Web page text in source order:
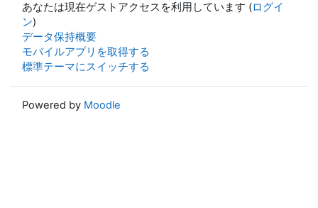
あなたは現在ゲストアクセスを利用しています (ログイ
ン)
データ保持概要
モバイルアプリを取得する
標準テーマにスイッチする
Powered by Moodle